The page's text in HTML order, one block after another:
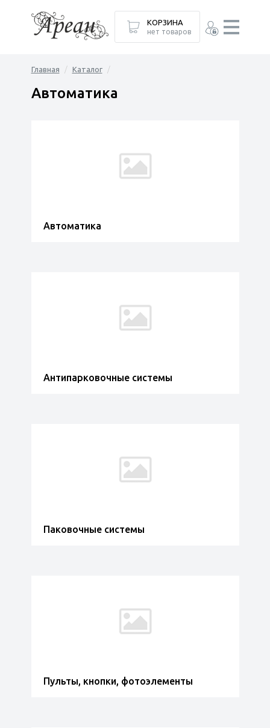
Главная Каталог
Автоматика
Автоматика
Антипарковочные системы
Паковочные системы
Пульты, кнопки, фотоэлементы
КОРЗИНА
нет товаров